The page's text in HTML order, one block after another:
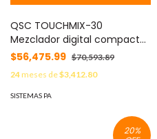
QSC TOUCHMIX-30
Mezclador digital compacta
de 32 canales y panalla tactil
$56,475.99 $70,593.89
24meses de$3,412.80
SISTEMAS PA
20%